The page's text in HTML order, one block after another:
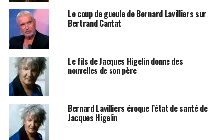
Aubert) et Melody Tempo Harmony(avec Faada
Freddy).
LES ALBUIMS DE BERNARD LAVILLIERS SONT
DISPONIBLES ICI
SUJETS ASSOCIÉS:
Le coup de gueule de Bernard Lavilliers sur
Bertrand Cantat
Le fils de Jacques Higelin donne des
nouvelles de son père
Bernard Lavilliers évoque l’état de santé de
Jacques Higelin